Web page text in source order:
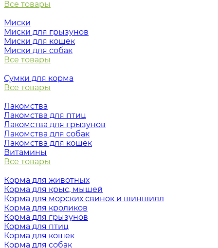
Все товары
Миски
Миски для грызунов
Миски для кошек
Миски для собак
Все товары
Сумки для корма
Все товары
Лакомства
Лакомства для птиц
Лакомства для грызунов
Лакомства для собак
Лакомства для кошек
Витамины
Все товары
Корма для животных
Корма для крыс, мышей
Корма для морских свинок и шиншилл
Корма для кроликов
Корма для грызунов
Корма для птиц
Корма для кошек
Корма для собак